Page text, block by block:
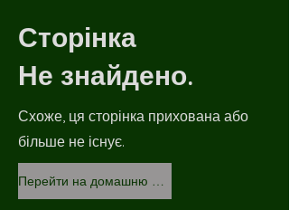
Сторінка
Не знайдено.
Схоже, ця сторінка прихована або
більше не існує.
Перейти на домашню сторінку